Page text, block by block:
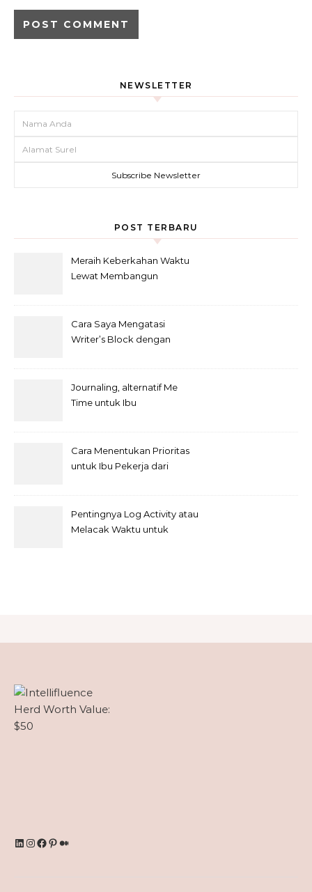
NEWSLETTER
POST TERBARU
Meraih Keberkahan Waktu
Lewat Membangun
Cara Saya Mengatasi
Writer’s Block dengan
Journaling, alternatif Me
Time untuk Ibu
Cara Menentukan Prioritas
untuk Ibu Pekerja dari
Pentingnya Log Activity atau
Melacak Waktu untuk
LinkedIn
Instagram
Facebook
Pinterest
Medium